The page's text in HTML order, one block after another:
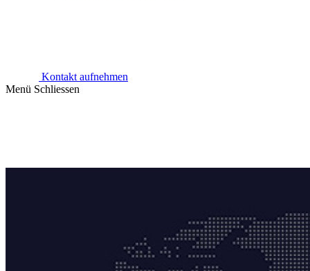
Kontakt aufnehmen
Menü Schliessen